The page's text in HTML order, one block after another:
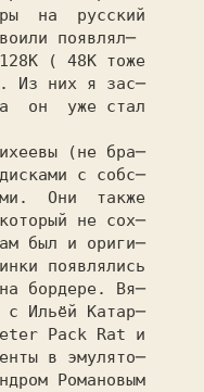
на  русский
( 48K тоже
Из них я зас─
он  уже стал
с собс─
Они  также
не сох─
был и ориги─
появлялись
бордере. Вя─
с Ильёй Катар─
Pack Rat и
в эмулято─
Романовым